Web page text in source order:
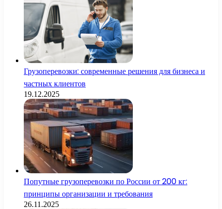
Грузоперевозки: современные решения для бизнеса и
частных клиентов
19.12.2025
Попутные грузоперевозки по России от 200 кг:
принципы организации и требования
26.11.2025